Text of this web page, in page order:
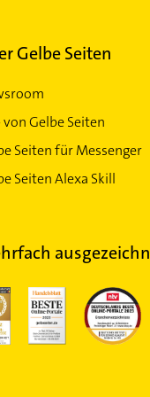
Gelbe Seiten
Gelbe Seiten
Seiten für Messenger
Seiten Alexa Skill